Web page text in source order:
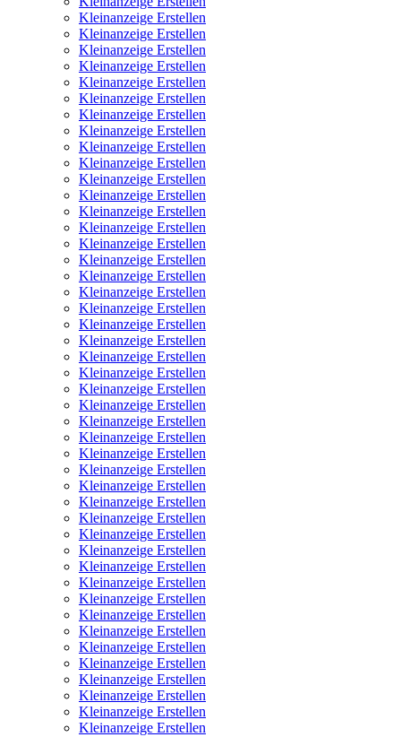
Kleinanzeige Erstellen
Kleinanzeige Erstellen
Kleinanzeige Erstellen
Kleinanzeige Erstellen
Kleinanzeige Erstellen
Kleinanzeige Erstellen
Kleinanzeige Erstellen
Kleinanzeige Erstellen
Kleinanzeige Erstellen
Kleinanzeige Erstellen
Kleinanzeige Erstellen
Kleinanzeige Erstellen
Kleinanzeige Erstellen
Kleinanzeige Erstellen
Kleinanzeige Erstellen
Kleinanzeige Erstellen
Kleinanzeige Erstellen
Kleinanzeige Erstellen
Kleinanzeige Erstellen
Kleinanzeige Erstellen
Kleinanzeige Erstellen
Kleinanzeige Erstellen
Kleinanzeige Erstellen
Kleinanzeige Erstellen
Kleinanzeige Erstellen
Kleinanzeige Erstellen
Kleinanzeige Erstellen
Kleinanzeige Erstellen
Kleinanzeige Erstellen
Kleinanzeige Erstellen
Kleinanzeige Erstellen
Kleinanzeige Erstellen
Kleinanzeige Erstellen
Kleinanzeige Erstellen
Kleinanzeige Erstellen
Kleinanzeige Erstellen
Kleinanzeige Erstellen
Kleinanzeige Erstellen
Kleinanzeige Erstellen
Kleinanzeige Erstellen
Kleinanzeige Erstellen
Kleinanzeige Erstellen
Kleinanzeige Erstellen
Kleinanzeige Erstellen
Kleinanzeige Erstellen